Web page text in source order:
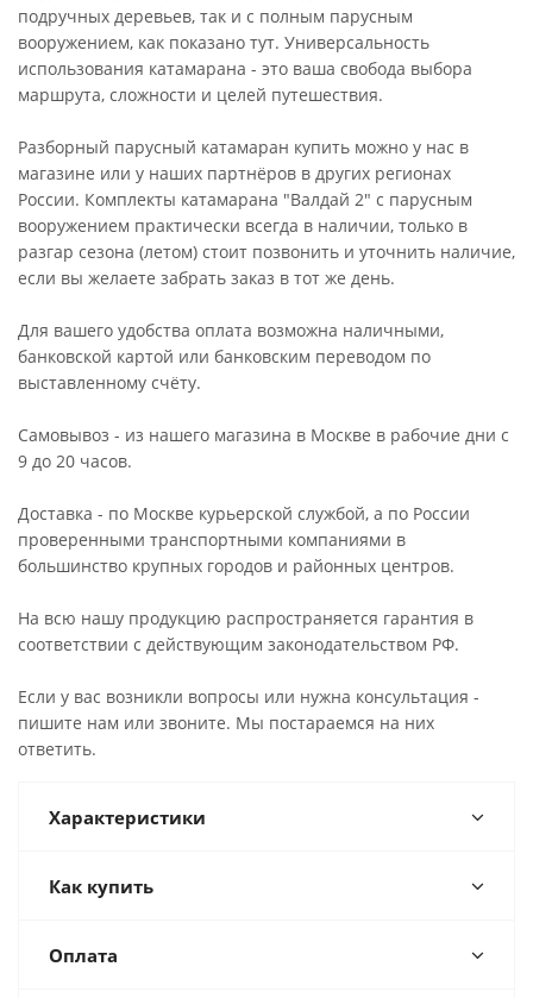
подручных деревьев, так и с полным парусным
вооружением, как показано тут. Универсальность
использования катамарана - это ваша свобода выбора
маршрута, сложности и целей путешествия.
Разборный парусный катамаран купить можно у нас в
магазине или у наших партнёров в других регионах
России. Комплекты катамарана "Валдай 2" с парусным
вооружением практически всегда в наличии, только в
разгар сезона (летом) стоит позвонить и уточнить наличие,
если вы желаете забрать заказ в тот же день.
Для вашего удобства оплата возможна наличными,
банковской картой или банковским переводом по
выставленному счёту.
Самовывоз - из нашего магазина в Москве в рабочие дни с
9 до 20 часов.
Доставка - по Москве курьерской службой, а по России
проверенными транспортными компаниями в
большинство крупных городов и районных центров.
На всю нашу продукцию распространяется гарантия в
соответствии с действующим законодательством РФ.
Если у вас возникли вопросы или нужна консультация -
пишите нам или звоните. Мы постараемся на них
ответить.
Характеристики
Как купить
Оплата